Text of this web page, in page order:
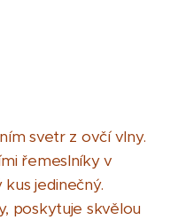
svetr z ovčí vlny.
řemeslníky v
jedinečný.
poskytuje skvělou